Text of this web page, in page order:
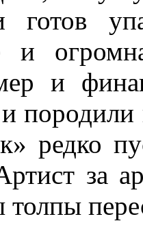
готов
и
и
и
редко
за